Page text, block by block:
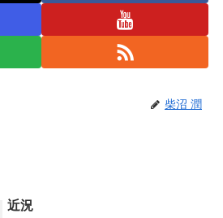
柴沼 潤
近況